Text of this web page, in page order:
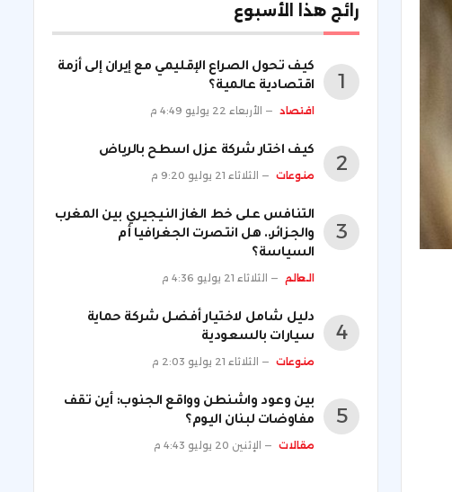
رائج هذا الأسبوع
كيف تحول الصراع الإقليمي مع إيران إلى أزمة
اقتصادية عالمية؟
اقتصاد الأربعاء 22 يوليو 4:49 م
كيف اختار شركة عزل اسطح بالرياض
منوعات الثلاثاء 21 يوليو 9:20 م
التنافس على خط الغاز النيجيري بين المغرب
والجزائر.. هل انتصرت الجغرافيا أم
السياسة؟
العالم الثلاثاء 21 يوليو 4:36 م
دليل شامل لاختيار أفضل شركة حماية
سيارات بالسعودية
منوعات الثلاثاء 21 يوليو 2:03 م
بين وعود واشنطن وواقع الجنوب: أين تقف
مفاوضات لبنان اليوم؟
مقالات الإثنين 20 يوليو 4:43 م